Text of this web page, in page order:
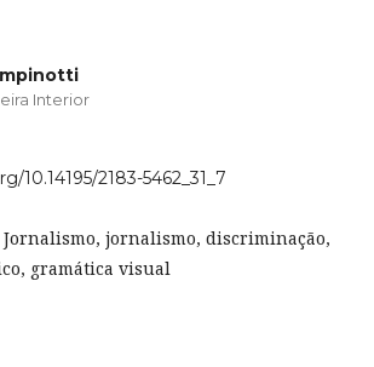
Interior
10.14195/2183-5462_31_7
Jornalismo, jornalismo, discriminação,
gramática visual